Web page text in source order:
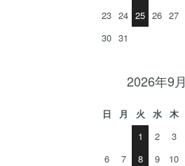
23 24 25 26 27
30 31
2026年9月
日 月 火 水 木
1
2 3
6
7 8 9 10